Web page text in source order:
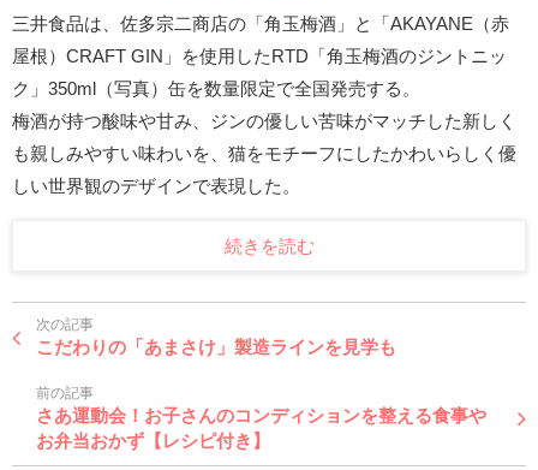
三井食品は、佐多宗二商店の「角玉梅酒」と「AKAYANE（赤
屋根）CRAFT GIN」を使用したRTD「角玉梅酒のジントニッ
ク」350ml（写真）缶を数量限定で全国発売する。
梅酒が持つ酸味や甘み、ジンの優しい苦味がマッチした新しく
も親しみやすい味わいを、猫をモチーフにしたかわいらしく優
しい世界観のデザインで表現した。
続きを読む
次の記事
こだわりの「あまさけ」製造ラインを見学も
前の記事
さあ運動会！お子さんのコンディションを整える食事や
お弁当おかず【レシピ付き】